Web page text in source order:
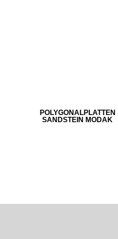
POLYGONALPLATTEN
SANDSTEIN MODAK